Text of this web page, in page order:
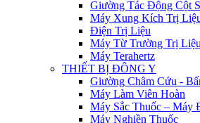
Giường Tác Động Cột
Máy Xung Kích Trị
Điện Trị Liệu
Máy Từ Trường Trị Liệu
Máy Terahertz
THIẾT BỊ ĐÔNG Y
Giường Châm Cứu -
Máy Làm Viên Hoàn
Máy Sắc Thuốc – Máy
Máy Nghiền Thuốc